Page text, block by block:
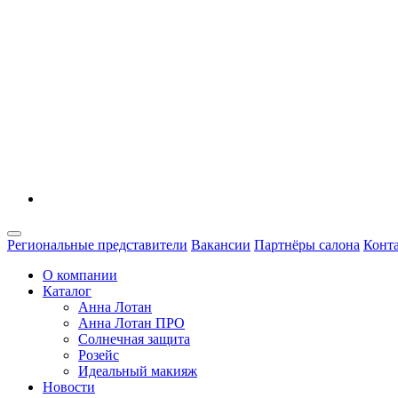
Региональные представители Вакансии Партнёры салона
О компании
Каталог
Анна Лотан
Анна Лотан ПРО
Солнечная защита
Розейс
Идеальный макияж
Новости